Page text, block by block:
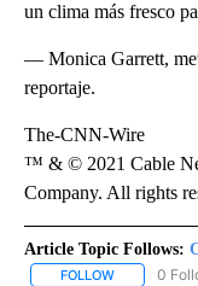
un clima más fresco
— Monica Garrett,
reportaje.
The-CNN-Wire
™ & © 2021 Cable
Company. All rights
Article Topic Follows:
FOLLOW FOLLOW
0